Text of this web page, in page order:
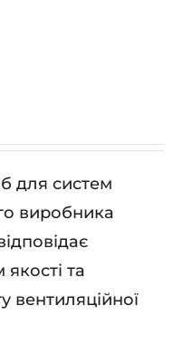
для систем
виробника
та
вентиляційної